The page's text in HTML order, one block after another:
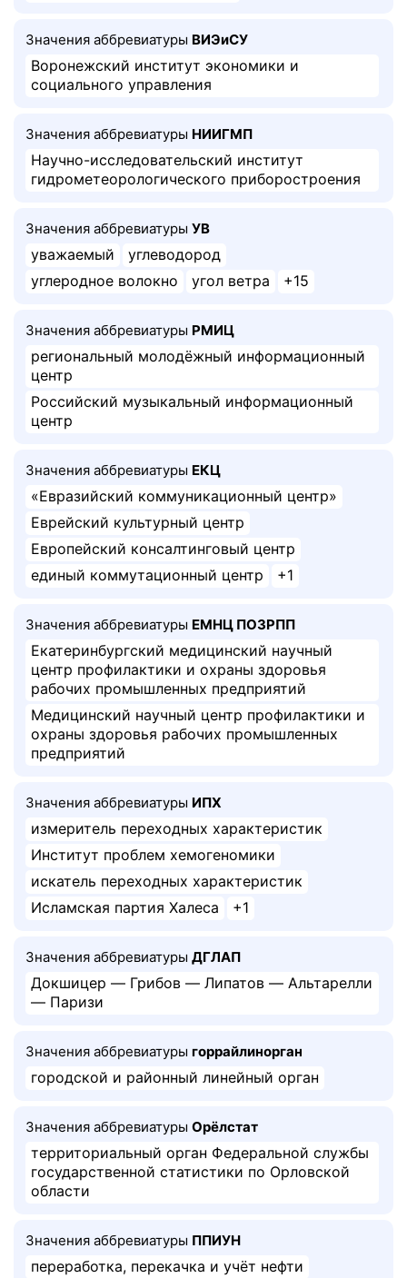
Значения аббревиатуры ВИЭиСУ
Воронежский институт экономики и
социального управления
Значения аббревиатуры НИИГМП
Научно-исследовательский институт
гидрометеорологического приборостроения
Значения аббревиатуры УВ
уважаемый
углеводород
углеродное волокно
угол ветра +15
Значения аббревиатуры РМИЦ
региональный молодёжный информационный
центр
Российский музыкальный информационный
центр
Значения аббревиатуры ЕКЦ
«Евразийский коммуникационный центр»
Еврейский культурный центр
Европейский консалтинговый центр
единый коммутационный центр
+1
Значения аббревиатуры ЕМНЦ ПОЗРПП
Екатеринбургский медицинский научный
центр профилактики и охраны здоровья
рабочих промышленных предприятий
Медицинский научный центр профилактики и
охраны здоровья рабочих промышленных
предприятий
Значения аббревиатуры ИПХ
измеритель переходных характеристик
Институт проблем хемогеномики
искатель переходных характеристик
Исламская партия Халеса
+1
Значения аббревиатуры ДГЛАП
Докшицер — Грибов — Липатов — Альтарелли
— Паризи
Значения аббревиатуры горрайлинорган
городской и районный линейный орган
Значения аббревиатуры Орёлстат
территориальный орган Федеральной службы
государственной статистики по Орловской
области
Значения аббревиатуры ППИУН
переработка, перекачка и учёт нефти